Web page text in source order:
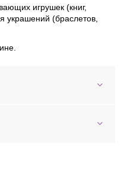
игрушек (книг,
украшений (браслетов,